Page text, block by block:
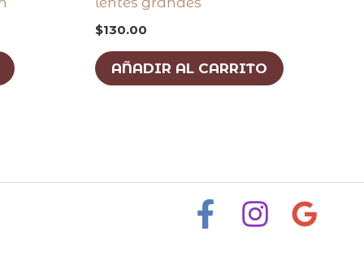
$130.00
AÑADIR AL CARRITO